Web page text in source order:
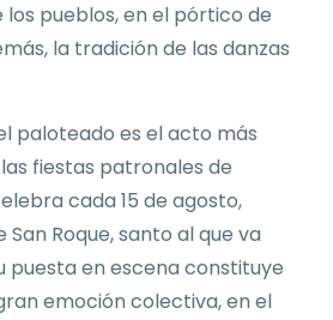
los pueblos, en el pórtico de
la tradición de las danzas
paloteado es el acto más
fiestas patronales de
cada 15 de agosto,
Roque, santo al que va
puesta en escena constituye
emoción colectiva, en el